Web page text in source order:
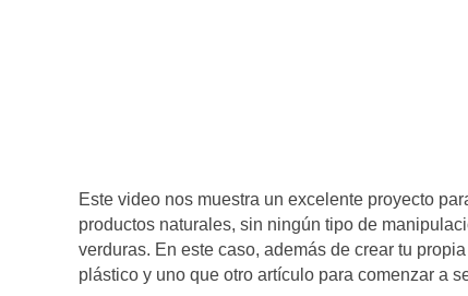
Este video nos muestra un excelente proyecto
productos naturales, sin ningún tipo de
verduras. En este caso, además de crear tu
plástico y uno que otro artículo para comenzar a